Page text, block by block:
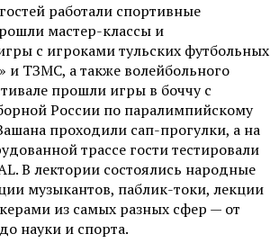
работали спортивные
мастер-классы и
с игроками тульских футбольных
и ТЗМС, а также волейбольного
прошли игры в боччу с
России по паралимпийскому
проходили сап-прогулки, а на
трассе гости тестировали
В лектории состоялись народные
музыкантов, паблик-токи, лекции
из самых разных сфер — от
науки и спорта.